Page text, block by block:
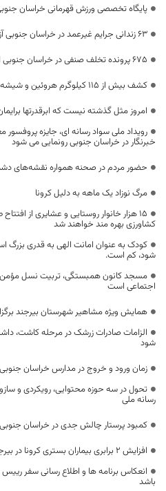
پایگاه تخصصی ورزش قهرمانی خراسان
۶۳ زندانی جرایم غیرعمد در خراسان جنوبی آزاد می‌شوند
۶۷۵ پرونده تخلف صنفی در خراسان جنوبی از ابتدای سال تشکیل شد
کشف بیش از ۱۱۵ کیلوگرم هروئین و شیشه در خراسان جنوبی
امروز مثل گذشته نیست که ابرقدرتها
رویداد ملی سواد رسانه ای، جایزه پروفسور
خبرنگار در خراسان جنوبی رونمایی می شود
حضور مردم در صحنه همواره نقشه‌های
مرگ نوزاد یک ماهه به دلیل کرونا
۱۵ هزار خانوار روستایی و عشایری از
کشاورزی بهره مند خواهند شد
کودک به عنوان امانت الهی به قدری بزرگ
شود، کم است.
مسجد کانون همبستگی، تربیت نسل مؤمن،
اجتماعی است
همایش ویژه مشاهیر شهرستان بیرجند
الزامات صادرات زرشک در مرحله کاشت،
شود
زمان ورود و خروج در مدارس خراسان
تحول در سه حوزه محتوایی، رویکردی و
رسانه ملی
کمبود پرستار چالش جدی در خراسان
افزایش ۲ برابری بیماران بستری کرونا در بیرجند
انعکاس برنامه ها و اطلاع‌ رسانی سفر
باشد